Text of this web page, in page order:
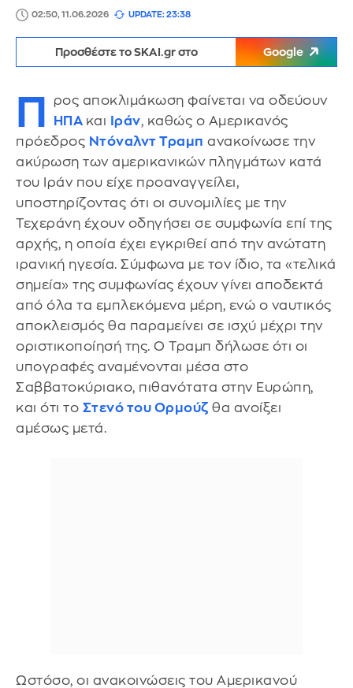
02:50, 11.06.2026 UPDATE: 23:38
Προσθέστε το SKAI.gr στο Google
Π
ρος αποκλιμάκωση φαίνεται να οδεύουν
ΗΠΑ και Ιράν, καθώς ο Αμερικανός
πρόεδρος Ντόναλντ Τραμπ ανακοίνωσε την
ακύρωση των αμερικανικών πληγμάτων κατά
του Ιράν που είχε προαναγγείλει,
υποστηρίζοντας ότι οι συνομιλίες με την
Τεχεράνη έχουν οδηγήσει σε συμφωνία επί της
αρχής, η οποία έχει εγκριθεί από την ανώτατη
ιρανική ηγεσία. Σύμφωνα με τον ίδιο, τα «τελικά
σημεία» της συμφωνίας έχουν γίνει αποδεκτά
από όλα τα εμπλεκόμενα μέρη, ενώ ο ναυτικός
αποκλεισμός θα παραμείνει σε ισχύ μέχρι την
οριστικοποίησή της. Ο Τραμπ δήλωσε ότι οι
υπογραφές αναμένονται μέσα στο
Σαββατοκύριακο, πιθανότατα στην Ευρώπη,
και ότι το Στενό του Ορμούζ θα ανοίξει
αμέσως μετά.
Ωστόσο, οι ανακοινώσεις του Αμερικανού